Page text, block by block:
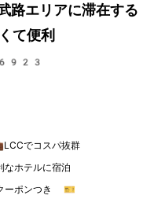
エリアに滞在する
て便利
6923
でコスパ抜群
なホテルに宿泊
ーポンつき 🎫